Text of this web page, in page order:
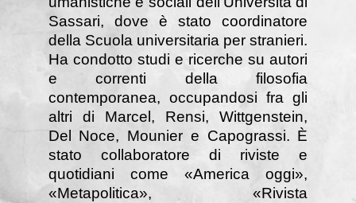
Sassari, dove è stato coordinatore
della Scuola universitaria per stranieri.
Ha condotto studi e ricerche su autori
e correnti della filosofia
contemporanea, occupandosi fra gli
altri di Marcel, Rensi, Wittgenstein,
Del Noce, Mounier e Capograssi. È
stato collaboratore di riviste e
quotidiani come «America oggi»,
«Metapolitica», «Rivista